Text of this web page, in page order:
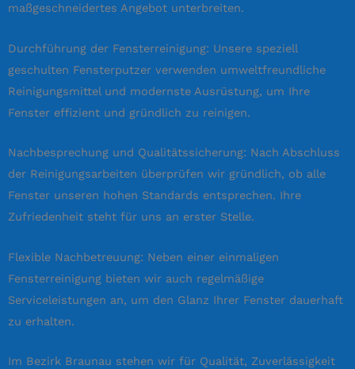
maßgeschneidertes Angebot unterbreiten.
Durchführung der Fensterreinigung: Unsere speziell
geschulten Fensterputzer verwenden umweltfreundliche
Reinigungsmittel und modernste Ausrüstung, um Ihre
Fenster effizient und gründlich zu reinigen.
Nachbesprechung und Qualitätssicherung: Nach Abschluss
der Reinigungsarbeiten überprüfen wir gründlich, ob alle
Fenster unseren hohen Standards entsprechen. Ihre
Zufriedenheit steht für uns an erster Stelle.
Flexible Nachbetreuung: Neben einer einmaligen
Fensterreinigung bieten wir auch regelmäßige
Serviceleistungen an, um den Glanz Ihrer Fenster dauerhaft
zu erhalten.
Im Bezirk Braunau stehen wir für Qualität, Zuverlässigkeit